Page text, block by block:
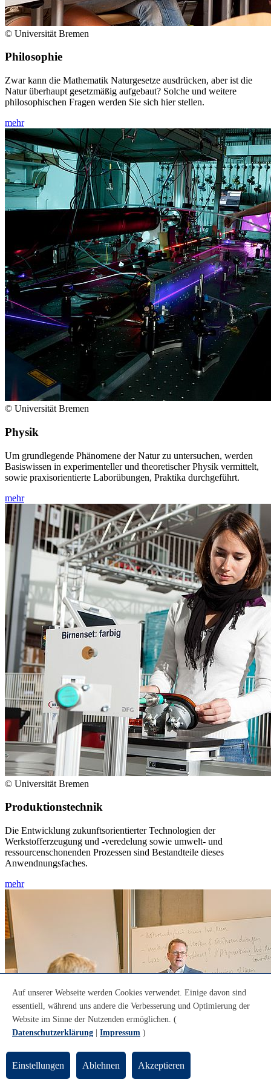
© Universität Bremen
Philosophie
Zwar kann die Mathematik Naturgesetze ausdrücken, aber ist die
Natur überhaupt gesetzmäßig aufgebaut? Solche und weitere
philosophischen Fragen werden Sie sich hier stellen.
mehr
© Universität Bremen
Physik
Um grundlegende Phänomene der Natur zu untersuchen, werden
Basiswissen in experimenteller und theoretischer Physik vermittelt,
sowie praxisorientierte Laborübungen, Praktika durchgeführt.
mehr
© Universität Bremen
Produktionstechnik
Die Entwicklung zukunftsorientierter Technologien der
Werkstofferzeugung und -veredelung sowie umwelt- und
ressourcenschonenden Prozessen sind Bestandteile dieses
Anwendnungsfaches.
mehr
Auf unserer Webseite werden Cookies verwendet. Einige davon sind
essentiell, während uns andere die Verbesserung und Optimierung der
Website im Sinne der Nutzenden ermöglichen. (
Datenschutzerklärung
Impressum )
Einstellungen Ablehnen Akzeptieren